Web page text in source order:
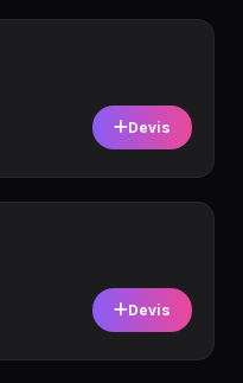
Devis
Devis